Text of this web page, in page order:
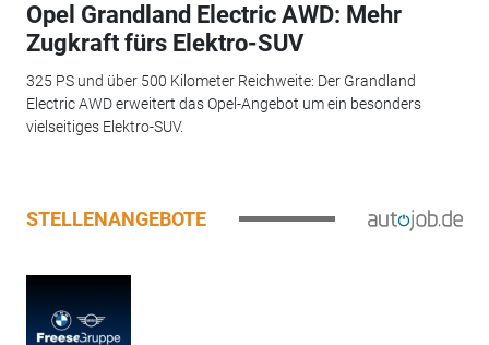
Opel Grandland Electric AWD: Mehr
Zugkraft fürs Elektro-SUV
325 PS und über 500 Kilometer Reichweite: Der Grandland
Electric AWD erweitert das Opel-Angebot um ein besonders
vielseitiges Elektro-SUV.
STELLENANGEBOTE